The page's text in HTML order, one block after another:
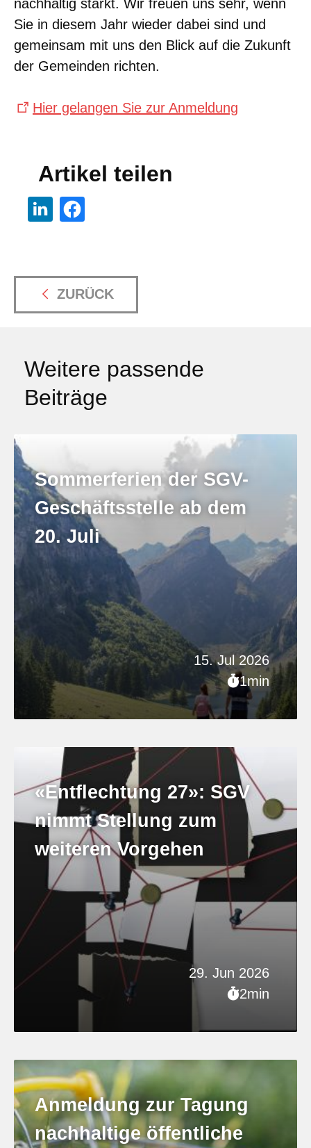
nachhaltig stärkt. Wir freuen uns sehr, wenn
Sie in diesem Jahr wieder dabei sind und
gemeinsam mit uns den Blick auf die Zukunft
der Gemeinden richten.
Hier gelangen Sie zur Anmeldung
Artikel teilen
ZURÜCK
Weitere passende
Beiträge
15. Jul 2026
1min
Sommerferien der SGV-
Geschäftsstelle ab dem
20. Juli
29. Jun 2026
2min
«Entflechtung 27»: SGV
nimmt Stellung zum
weiteren Vorgehen
Anmeldung zur Tagung
nachhaltige öffentliche